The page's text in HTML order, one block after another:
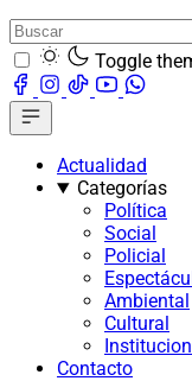
Toggle
Actualidad
Categorías
Política
Social
Policial
Ambiental
Cultural
Contacto